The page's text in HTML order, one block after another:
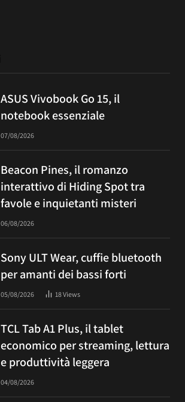
ASUS Vivobook Go 15, il
notebook essenziale
07/08/2026
Beacon Pines, il romanzo
interattivo di Hiding Spot tra
favole e inquietanti misteri
06/08/2026
Sony ULT Wear, cuffie bluetooth
per amanti dei bassi forti
05/08/2026 18Views
TCL Tab A1 Plus, il tablet
economico per streaming, lettura
e produttività leggera
04/08/2026